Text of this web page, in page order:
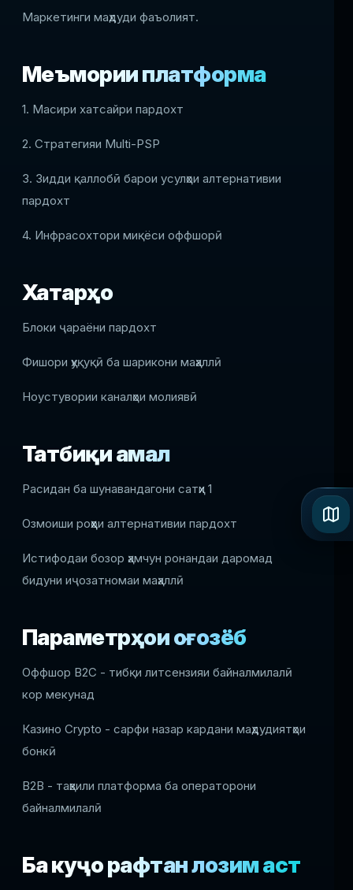
Маркетинги маҳдуди фаъолият.
Меъмории платформа
1. Масири хатсайри пардохт
2. Стратегияи Multi-PSP
3. Зидди қаллобӣ барои усулҳои алтернативии
пардохт
4. Инфрасохтори миқёси оффшорӣ
Хатарҳо
Блоки ҷараёни пардохт
Фишори ҳуқуқӣ ба шарикони маҳаллӣ
Ноустувории каналҳои молиявӣ
Татбиқи амалӣ
Расидан ба шунавандагони сатҳи 1
Озмоиши роҳҳои алтернативии пардохт
Истифодаи бозор ҳамчун ронандаи даромад
бидуни иҷозатномаи маҳаллӣ
Параметрҳои оғозёбӣ
Оффшор B2C - тибқи литсензияи байналмилалӣ
кор мекунад
Казино Crypto - сарфи назар кардани маҳдудиятҳои
бонкӣ
B2B - таҳвили платформа ба операторони
байналмилалӣ
Ба куҷо рафтан лозим аст